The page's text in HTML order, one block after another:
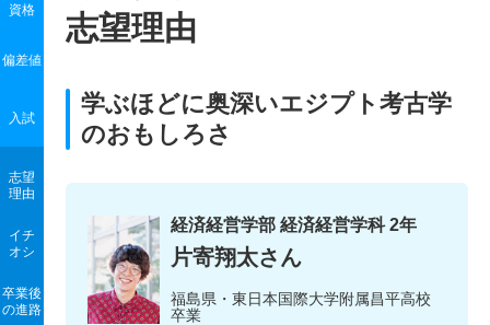
資格
偏差値
入試
志望
理由
イチ
オシ
卒業後
の進路
志望理由
学ぶほどに奥深いエジプト考古学
のおもしろさ
経済経営学部 経済経営学科 2年
片寄翔太さん
福島県・東日本国際大学附属昌平高校
卒業